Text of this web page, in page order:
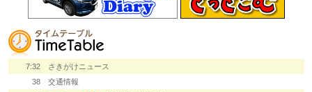
7:32
さきがけニュース
38
交通情報